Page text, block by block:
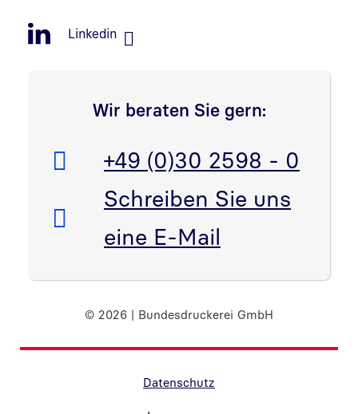
Linkedin
Wir beraten Sie gern:
Telefon:
+49 (0)30 2598 - 0
E-Mail:
Schreiben Sie uns
eine E-Mail
© 2026 | Bundesdruckerei GmbH
Datenschutz